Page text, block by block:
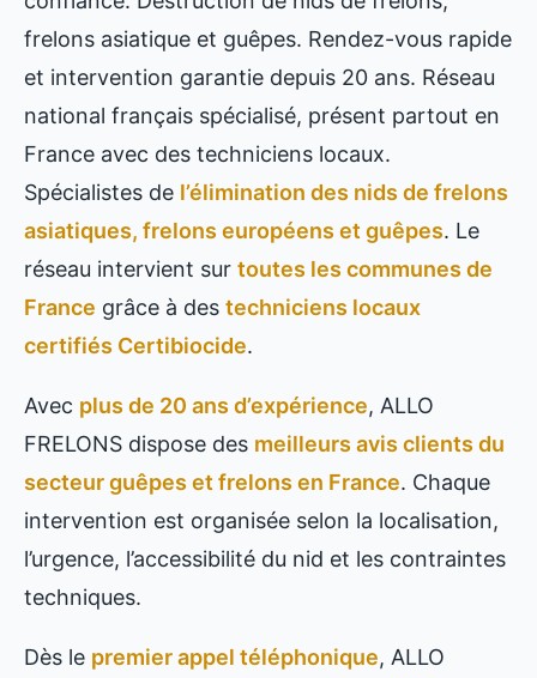
frelons asiatique et guêpes. Rendez-vous rapide
et intervention garantie depuis 20 ans. Réseau
national français spécialisé, présent partout en
France avec des techniciens locaux.
Spécialistes de l’élimination des nids de frelons
asiatiques, frelons européens et guêpes. Le
réseau intervient sur toutes les communes de
France grâce à des techniciens locaux
certifiés Certibiocide.
Avec plus de 20 ans d’expérience, ALLO
FRELONS dispose des meilleurs avis clients du
secteur guêpes et frelons en France. Chaque
intervention est organisée selon la localisation,
l’urgence, l’accessibilité du nid et les contraintes
techniques.
Dès le premier appel téléphonique, ALLO